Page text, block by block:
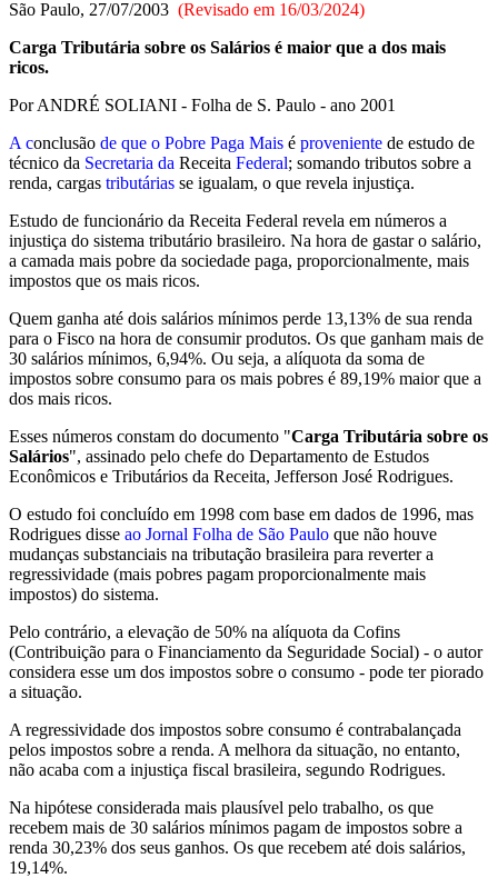
São Paulo, 27/07/2003 (Revisado em 16/03/2024)
Carga Tributária sobre os Salários é maior que a dos mais
ricos.
Por ANDRÉ SOLIANI - Folha de S. Paulo - ano 2001
A conclusão de que o Pobre Paga Mais é proveniente de estudo de
técnico da Secretaria da Receita Federal; somando tributos sobre a
renda, cargas tributárias se igualam, o que revela injustiça.
Estudo de funcionário da Receita Federal revela em números a
injustiça do sistema tributário brasileiro. Na hora de gastar o salário,
a camada mais pobre da sociedade paga, proporcionalmente, mais
impostos que os mais ricos.
Quem ganha até dois salários mínimos perde 13,13% de sua renda
para o Fisco na hora de consumir produtos. Os que ganham mais de
30 salários mínimos, 6,94%. Ou seja, a alíquota da soma de
impostos sobre consumo para os mais pobres é 89,19% maior que a
dos mais ricos.
Esses números constam do documento "Carga Tributária sobre os
Salários", assinado pelo chefe do Departamento de Estudos
Econômicos e Tributários da Receita, Jefferson José Rodrigues.
O estudo foi concluído em 1998 com base em dados de 1996, mas
Rodrigues disse ao Jornal Folha de São Paulo que não houve
mudanças substanciais na tributação brasileira para reverter a
regressividade (mais pobres pagam proporcionalmente mais
impostos) do sistema.
Pelo contrário, a elevação de 50% na alíquota da Cofins
(Contribuição para o Financiamento da Seguridade Social) - o autor
considera esse um dos impostos sobre o consumo - pode ter piorado
a situação.
A regressividade dos impostos sobre consumo é contrabalançada
pelos impostos sobre a renda. A melhora da situação, no entanto,
não acaba com a injustiça fiscal brasileira, segundo Rodrigues.
Na hipótese considerada mais plausível pelo trabalho, os que
recebem mais de 30 salários mínimos pagam de impostos sobre a
renda 30,23% dos seus ganhos. Os que recebem até dois salários,
19,14%.